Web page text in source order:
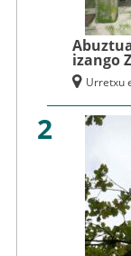
izango
Urretxu
2